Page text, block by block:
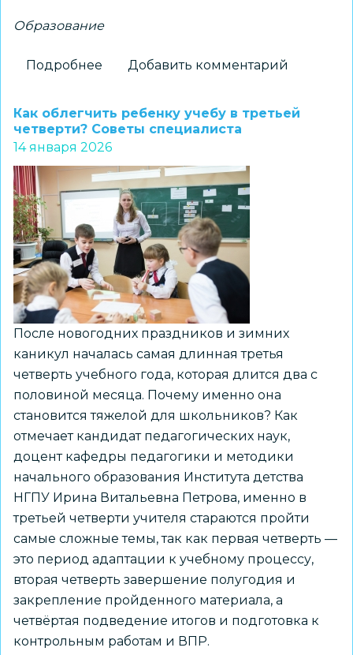
Образование
Подробнее
задачи
региональной
системы
образования
обозначили
на
расширенном
заседании
коллегии
министерства
Добавить комментарий
Как облегчить ребенку учебу в третьей
четверти? Советы специалиста
14 января 2026
После новогодних праздников и зимних
каникул началась самая длинная третья
четверть учебного года, которая длится два с
половиной месяца. Почему именно она
становится тяжелой для школьников? Как
отмечает кандидат педагогических наук,
доцент кафедры педагогики и методики
начального образования Института детства
НГПУ Ирина Витальевна Петрова, именно в
третьей четверти учителя стараются пройти
самые сложные темы, так как первая четверть —
это период адаптации к учебному процессу,
вторая четверть завершение полугодия и
закрепление пройденного материала, а
четвёртая подведение итогов и подготовка к
контрольным работам и ВПР.